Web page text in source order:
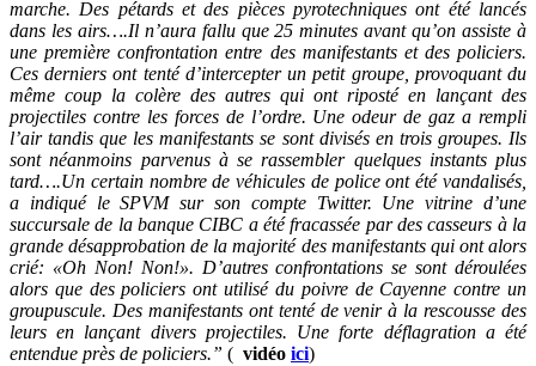
marche. Des pétards et des pièces pyrotechniques ont été lancés
dans les airs….Il n’aura fallu que 25 minutes avant qu’on assiste à
une première confrontation entre des manifestants et des policiers.
Ces derniers ont tenté d’intercepter un petit groupe, provoquant du
même coup la colère des autres qui ont riposté en lançant des
projectiles contre les forces de l’ordre. Une odeur de gaz a rempli
l’air tandis que les manifestants se sont divisés en trois groupes. Ils
sont néanmoins parvenus à se rassembler quelques instants plus
tard….Un certain nombre de véhicules de police ont été vandalisés,
a indiqué le SPVM sur son compte Twitter. Une vitrine d’une
succursale de la banque CIBC a été fracassée par des casseurs à la
grande désapprobation de la majorité des manifestants qui ont alors
crié: «Oh Non! Non!». D’autres confrontations se sont déroulées
alors que des policiers ont utilisé du poivre de Cayenne contre un
groupuscule. Des manifestants ont tenté de venir à la rescousse des
leurs en lançant divers projectiles. Une forte déflagration a été
entendue près de policiers.” ( vidéo ici)